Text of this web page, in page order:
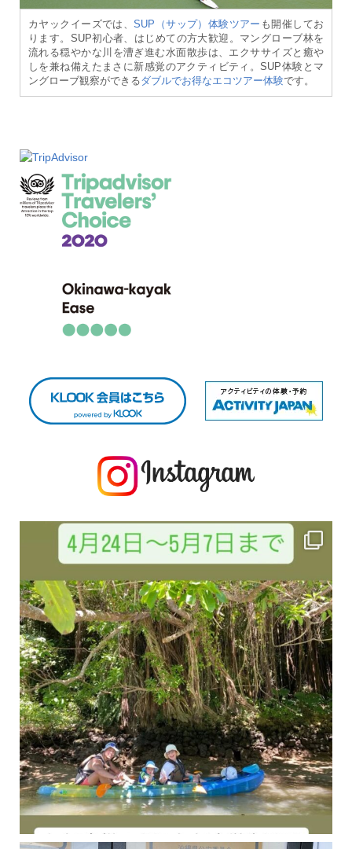
カヤックイーズでは、SUP（サップ）体験ツアー も開催してお
ります。SUP初心者、はじめての方大歓迎。マングローブ林を
流れる穏やかな川を漕ぎ進む水面散歩は、エクササイズと癒や
しを兼ね備えたまさに新感覚のアクティビティ。SUP体験とマ
ングローブ観察ができるダブルでお得なエコツアー体験です。
今年の1月にお店に植えたマングローブ(メヒルギ)の苗が成長してきました
マングロ